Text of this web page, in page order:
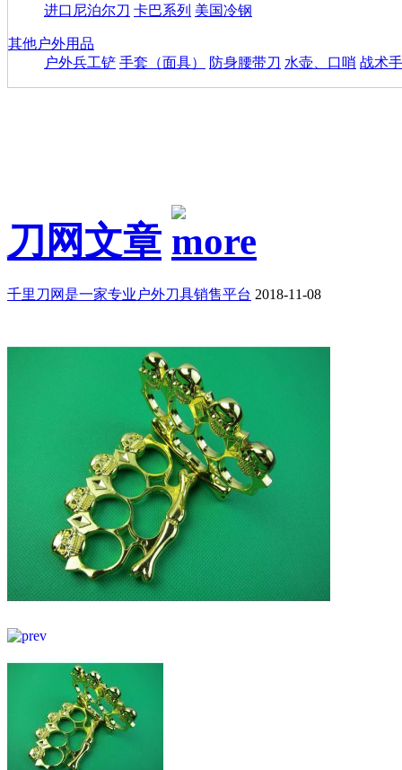
进口尼泊尔刀 卡巴系列 美国冷钢
其他户外用品
户外兵工铲 手套（面具） 防身腰带刀 水壶、口哨 战术
刀网文章
千里刀网是一家专业户外刀具销售平台 2018-11-08